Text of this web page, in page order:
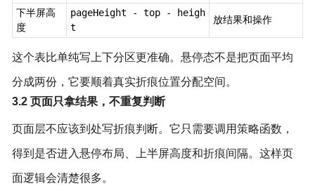
下半屏高
度
pageHeight - top - heigh
t
放结果和操作
这个表比单纯写上下分区更准确。悬停态不是把页面平均
分成两份，它要顺着真实折痕位置分配空间。
3.2 页面只拿结果，不重复判断
页面层不应该到处写折痕判断。它只需要调用策略函数，
得到是否进入悬停布局、上半屏高度和折痕间隔。这样页
面逻辑会清楚很多。